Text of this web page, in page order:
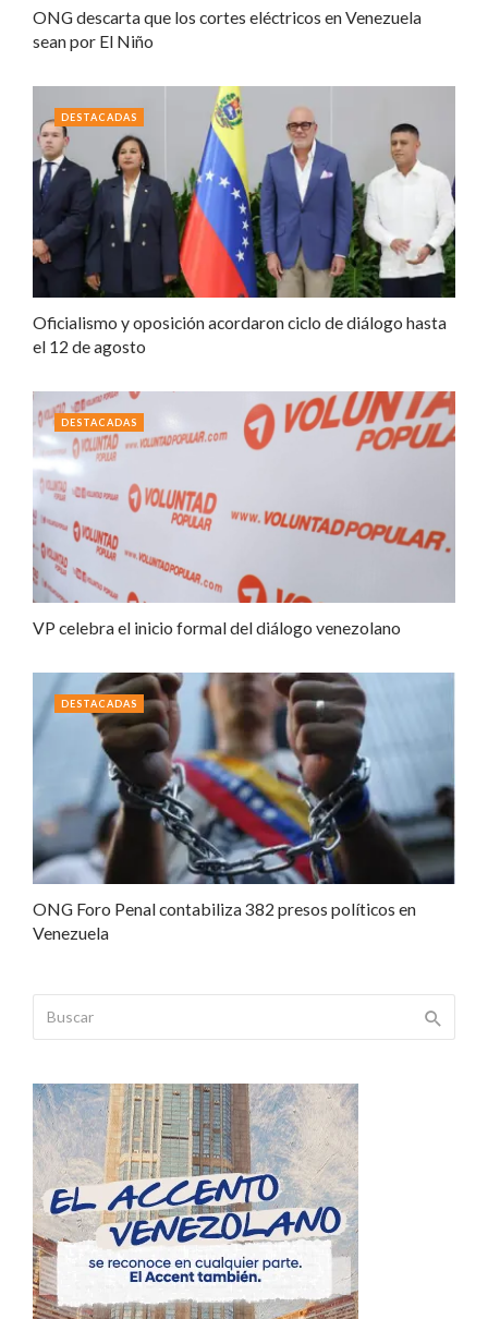
ONG descarta que los cortes eléctricos en Venezuela
sean por El Niño
Oficialismo y oposición acordaron ciclo de diálogo hasta
el 12 de agosto
DESTACADAS
VP celebra el inicio formal del diálogo venezolano
DESTACADAS
ONG Foro Penal contabiliza 382 presos políticos en
Venezuela
DESTACADAS